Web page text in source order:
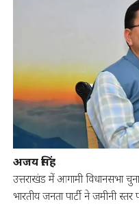
अजय सिंह
उत्तराखंड में आगामी विधानसभा
भारतीय जनता पार्टी ने जमीनी